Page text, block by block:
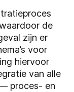
de
zijn er
voor
hiervoor
van alle
proces- en